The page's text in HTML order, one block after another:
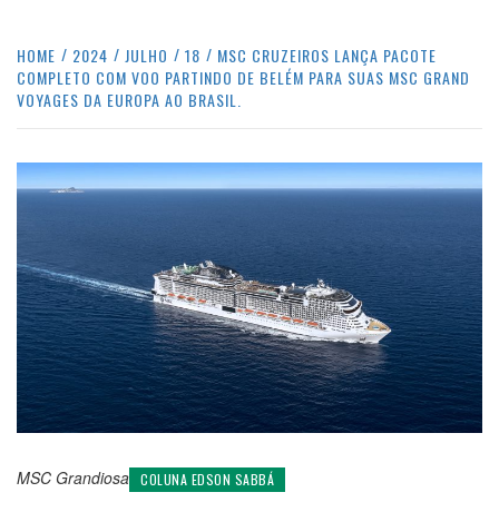
HOME 2024 JULHO 18
MSC CRUZEIROS LANÇA PACOTE
COMPLETO COM VOO PARTINDO DE BELÉM PARA SUAS MSC GRAND
VOYAGES DA EUROPA AO BRASIL.
MSC Grandiosa COLUNA EDSON SABBÁ